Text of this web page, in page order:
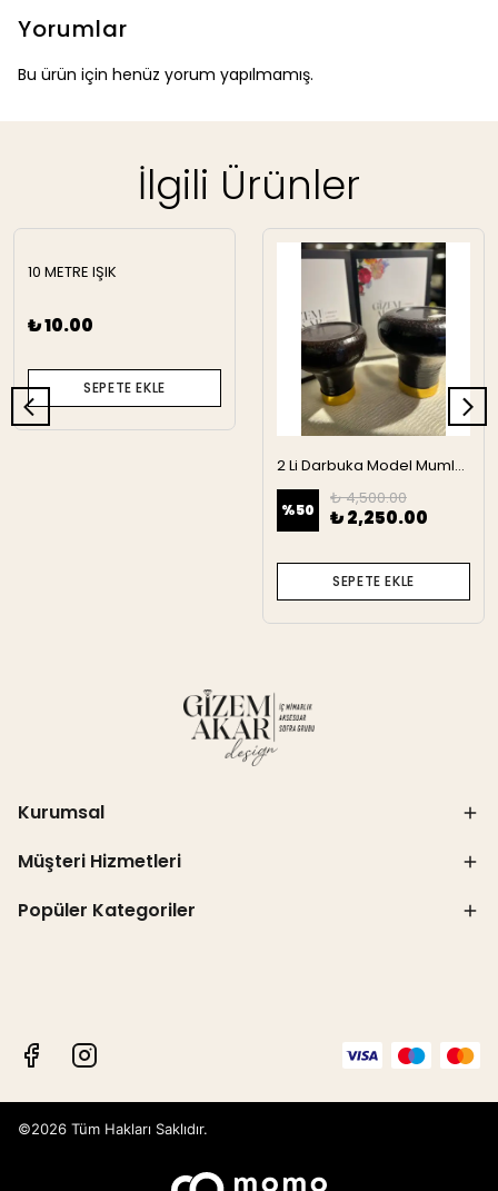
Yorumlar
Bu ürün için henüz yorum yapılmamış.
İlgili Ürünler
10 METRE IŞIK
₺ 10.00
SEPETE EKLE
2 Li Darbuka Model Mumluk
%50
₺ 4,500.00
₺ 2,250.00
SEPETE EKLE
Kurumsal
Müşteri Hizmetleri
Popüler Kategoriler
©2026 Tüm Hakları Saklıdır.